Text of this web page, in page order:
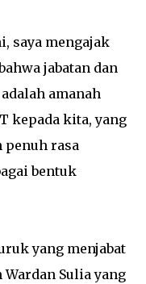
saya mengajak
jabatan dan
amanah
kepada kita, yang
penuh rasa
bentuk
yang menjabat
Wardan Sulia yang